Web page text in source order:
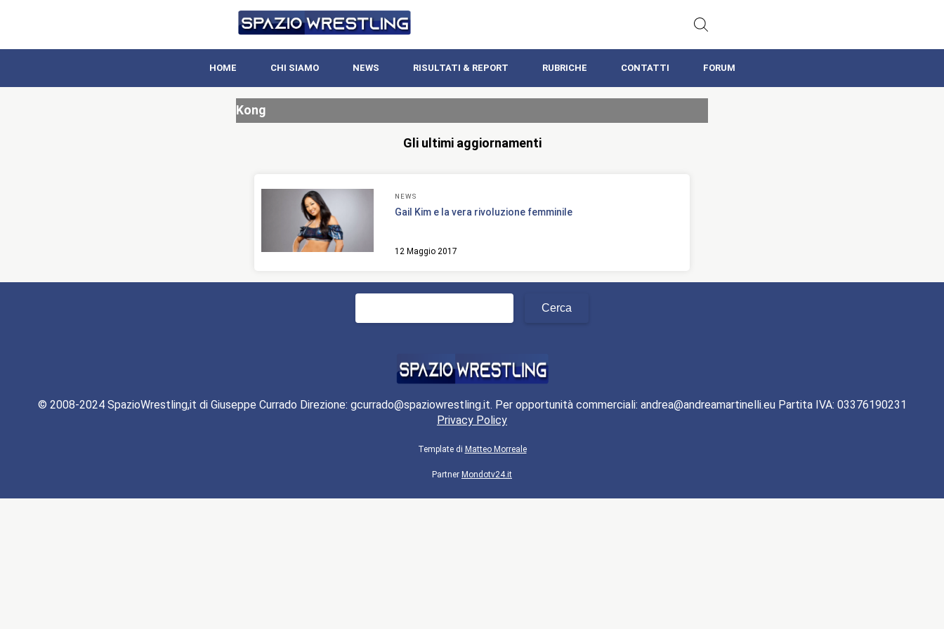
HOME CHI SIAMO NEWS RISULTATI & REPORT RUBRICHE CONTATTI FORUM
Kong
Gli ultimi aggiornamenti
NEWS
Gail Kim e la vera rivoluzione femminile
12 Maggio 2017
© 2008-2024 SpazioWrestling,it di Giuseppe Currado Direzione: gcurrado@spaziowrestling.it. Per opportunità commerciali: andrea@andreamartinelli.eu Partita IVA: 03376190231
Privacy Policy
Template di Matteo Morreale
Partner Mondotv24.it